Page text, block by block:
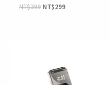
NT$399 NT$299
格：
NT$990。
格：
NT$609。